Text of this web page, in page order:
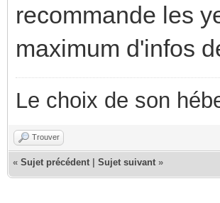
recommande les
maximum d'infos
Le choix de son
Trouver
« Sujet précédent Sujet suivant »